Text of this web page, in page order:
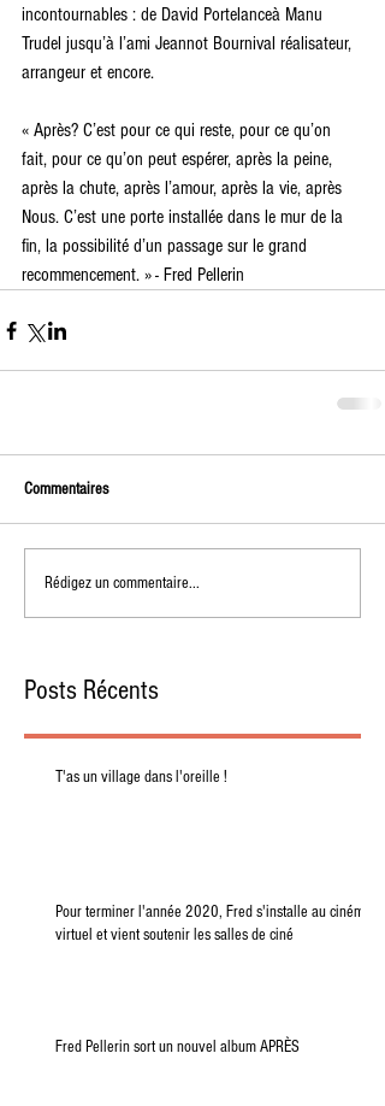
incontournables : de David Portelanceà Manu
Trudel jusqu’à l’ami Jeannot Bournival réalisateur,
arrangeur et encore.
« Après? C’est pour ce qui reste, pour ce qu’on
fait, pour ce qu’on peut espérer, après la peine,
après la chute, après l’amour, après la vie, après
Nous. C’est une porte installée dans le mur de la
fin, la possibilité d’un passage sur le grand
recommencement. » - Fred Pellerin
Commentaires
Rédigez un commentaire...
Posts Récents
T'as un village dans l'oreille !
Pour terminer l'année 2020, Fred s'installe au cinéma
virtuel et vient soutenir les salles de ciné
Fred Pellerin sort un nouvel album APRÈS